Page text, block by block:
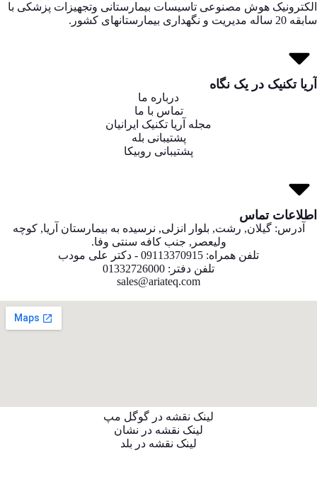
الکترونیک هوش مصنوعی تاسیسات بیمارستانی وتجهیزات پزشکی با
سابقه 20 ساله مدیریت و نگهداری بیمارستانهای کشور.
آریا تکنیک در یک نگاه
درباره ما
تماس با ما
مجله آریا تکنیک ایرانیان
پشتیبانی بله
پشتیبانی روبیکا
اطلاعات تماس
آدرس: گیلان, رشت, بلوار انزلی, نرسیده به بیمارستان آریا, کوچه
ولیعصر, جنب کافه سنتی وفا.
تلفن همراه: 09113370915 - دکتر علی مودب
تلفن دفتر: 01332726000
sales@ariateq.com
لینک نقشه در گوگل مپ
لینک نقشه در نشان
لینک نقشه در بلد